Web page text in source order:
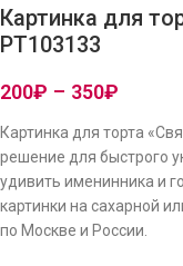
Картинка для
PT103133
200₽ – 350₽
Картинка для торта
решение для быстрого
удивить именинника и
картинки на сахарной
по Москве и России.